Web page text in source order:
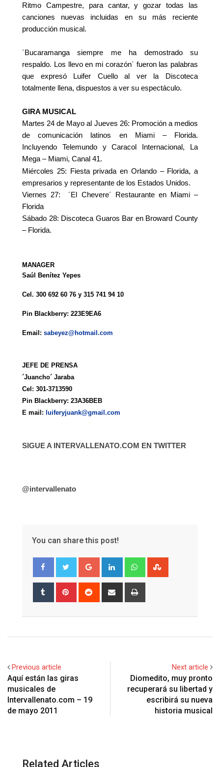
Ritmo Campestre, para cantar, y gozar todas las
canciones nuevas incluidas en su más reciente
producción musical.
´Bucaramanga siempre me ha demostrado su
respaldo. Los llevo en mi corazón´ fueron las palabras
que expresó Luifer Cuello al ver la Discoteca
totalmente llena, dispuestos a ver su espectáculo.
GIRA MUSICAL
Martes 24 de Mayo al Jueves 26: Promoción a medios
de comunicación latinos en Miami – Florida.
Incluyendo Telemundo y Caracol Internacional, La
Mega – Miami, Canal 41.
Miércoles 25: Fiesta privada en Orlando – Florida, a
empresarios y representante de los Estados Unidos.
Viernes 27:
´El Chevere´ Restaurante en Miami –
Florida
Sábado 28: Discoteca Guaros Bar en Broward County
– Florida.
MANAGER
Saúl Benítez Yepes
Cel. 300 692 60 76 y 315 741 94 10
Pin Blackberry: 223E9EA6
Email: sabeyez@hotmail.com
JEFE DE PRENSA
´Juancho´ Jaraba
Cel: 301-3713590
Pin Blackberry: 23A36BEB
E mail: luiferyjuank@gmail.com
SIGUE A INTERVALLENATO.COM EN TWITTER
@intervallenato
You can share this post!
Google+ LinkedIn Whatsapp
Tumblr Pinterest Reddit
Share
Previous article
Aquí están las giras
musicales de
Intervallenato.com – 19
de mayo 2011
Next article
Diomedito, muy pronto
recuperará su libertad y
escribirá su nueva
historia musical
Related Articles